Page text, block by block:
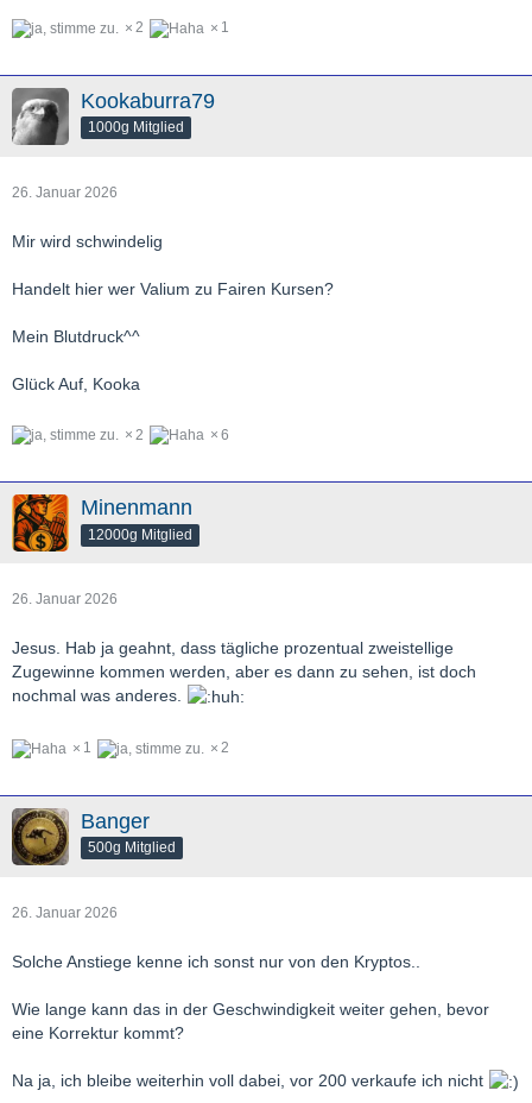
2 1
Kookaburra79
1000g Mitglied
26. Januar 2026
Mir wird schwindelig
Handelt hier wer Valium zu Fairen Kursen?
Mein Blutdruck^^
Glück Auf, Kooka
2 6
Minenmann
12000g Mitglied
26. Januar 2026
Jesus. Hab ja geahnt, dass tägliche prozentual zweistellige
Zugewinne kommen werden, aber es dann zu sehen, ist doch
nochmal was anderes.
1 2
Banger
500g Mitglied
26. Januar 2026
Solche Anstiege kenne ich sonst nur von den Kryptos..
Wie lange kann das in der Geschwindigkeit weiter gehen, bevor
eine Korrektur kommt?
Na ja, ich bleibe weiterhin voll dabei, vor 200 verkaufe ich nicht